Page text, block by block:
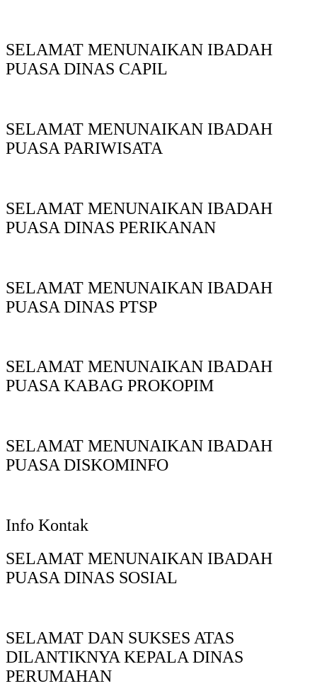
SELAMAT MENUNAIKAN IBADAH
PUASA DINAS CAPIL
SELAMAT MENUNAIKAN IBADAH
PUASA PARIWISATA
SELAMAT MENUNAIKAN IBADAH
PUASA DINAS PERIKANAN
SELAMAT MENUNAIKAN IBADAH
PUASA DINAS PTSP
SELAMAT MENUNAIKAN IBADAH
PUASA KABAG PROKOPIM
SELAMAT MENUNAIKAN IBADAH
PUASA DISKOMINFO
Info Kontak
SELAMAT MENUNAIKAN IBADAH
PUASA DINAS SOSIAL
SELAMAT DAN SUKSES ATAS
DILANTIKNYA KEPALA DINAS
PERUMAHAN